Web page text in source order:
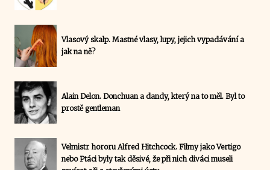
Vlasový skalp. Mastné vlasy, lupy, jejich vypadávání a
jak na ně?
Alain Delon. Donchuan a dandy, který na to měl. Byl to
prostě gentleman
Velmistr hororu Alfred Hitchcock. Filmy jako Vertigo
nebo Ptáci byly tak děsivé, že při nich diváci museli